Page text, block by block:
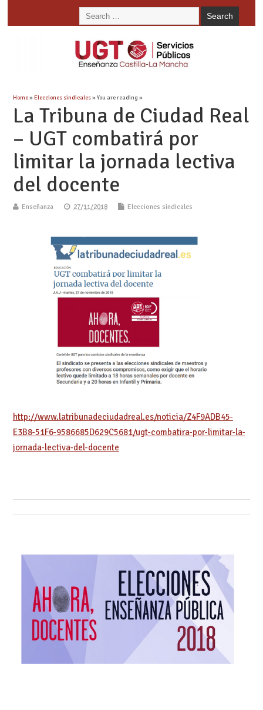
Home»Elecciones sindicales» You are reading »
La Tribuna de Ciudad Real
– UGT combatirá por
limitar la jornada lectiva
del docente
Enseñanza 27/11/2018 Elecciones sindicales
http://www.latribunadeciudadreal.es/noticia/Z4F9ADB45-
E3B8-51F6-9586685D629C5681/ugt-combatira-por-limitar-la-
jornada-lectiva-del-docente